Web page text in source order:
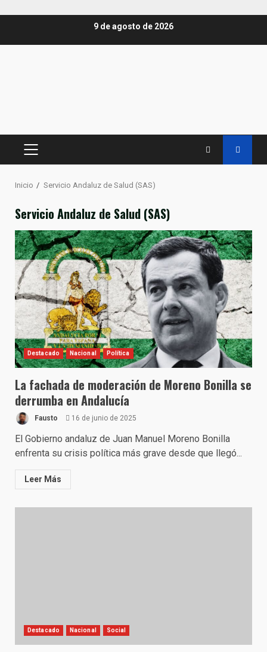
9 de agosto de 2026
MENÚ
Inicio Servicio Andaluz de Salud (SAS)
Servicio Andaluz de Salud (SAS)
Destacado Nacional Política
La fachada de moderación de Moreno Bonilla se
derrumba en Andalucía
Fausto 16 de junio de 2025
El Gobierno andaluz de Juan Manuel Moreno Bonilla
enfrenta su crisis política más grave desde que llegó...
Leer Más
Destacado Nacional Social